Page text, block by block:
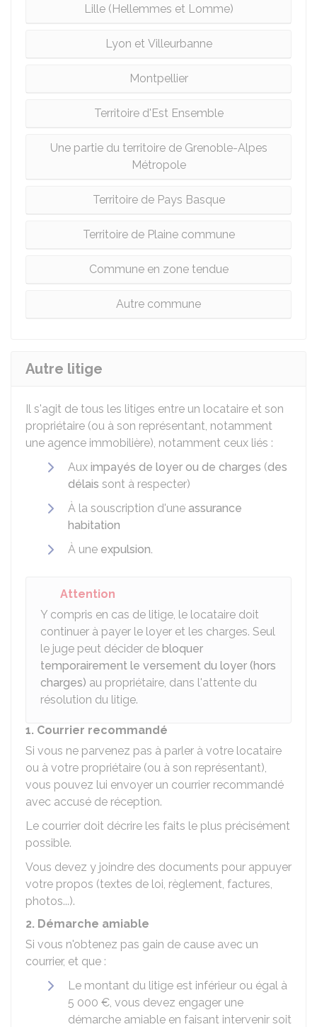
Lille (Hellemmes et Lomme)
Lyon et Villeurbanne
Montpellier
Territoire d'Est Ensemble
Une partie du territoire de Grenoble-Alpes
Métropole
Territoire de Pays Basque
Territoire de Plaine commune
Commune en zone tendue
Autre commune
Autre litige
Il s'agit de tous les litiges entre un locataire et son
propriétaire (ou à son représentant, notamment
une agence immobilière), notamment ceux liés :
Aux impayés de loyer ou de charges (des
délais sont à respecter)
À la souscription d'une assurance
habitation
À une expulsion.
Attention
Y compris en cas de litige, le locataire doit
continuer à payer le loyer et les charges. Seul
le juge peut décider de bloquer
temporairement le versement du loyer (hors
charges) au propriétaire, dans l'attente du
résolution du litige.
1. Courrier recommandé
Si vous ne parvenez pas à parler à votre locataire
ou à votre propriétaire (ou à son représentant),
vous pouvez lui envoyer un courrier recommandé
avec accusé de réception.
Le courrier doit décrire les faits le plus précisément
possible.
Vous devez y joindre des documents pour appuyer
votre propos (textes de loi, règlement, factures,
photos...).
2. Démarche amiable
Si vous n'obtenez pas gain de cause avec un
courrier, et que :
Le montant du litige est inférieur ou égal à
5 000 €, vous devez engager une
démarche amiable en faisant intervenir soit